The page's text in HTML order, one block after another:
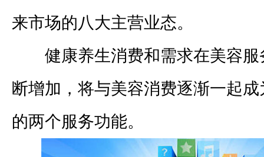
来市场的八大主营业态。
健康养生消费和需求在美容服
断增加，将与美容消费逐渐一起
的两个服务功能。